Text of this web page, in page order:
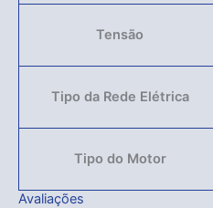
Tensão
Tipo da Rede Elétrica
Tipo do Motor
Avaliações